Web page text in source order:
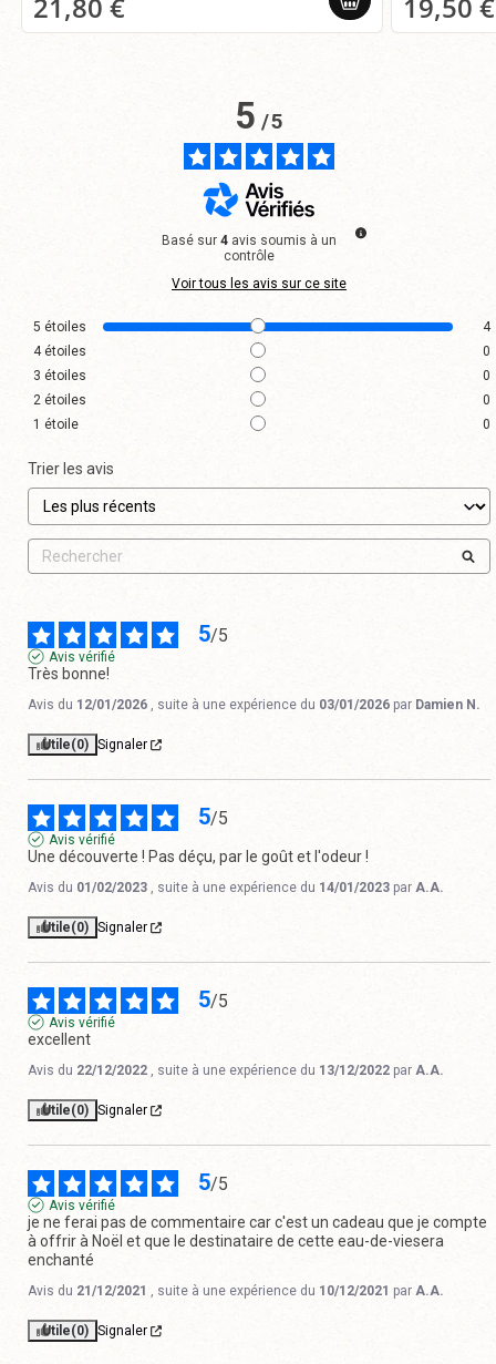
21,80 € 19,50 €
5/5
Basé sur 4 avis soumis à un
contrôle
Voir tous les avis sur ce site
5 étoiles
4
4 étoiles
0
3 étoiles
0
2 étoiles
0
1 étoile 0
Trier les avis
5/5
Avis vérifié
Très bonne!
Avis du 12/01/2026 , suite à une expérience du 03/01/2026 par Damien N.
Utile(0) Signaler
5/5
Avis vérifié
Une découverte ! Pas déçu, par le goût et l'odeur !
Avis du 01/02/2023 , suite à une expérience du 14/01/2023 par A.A.
Utile(0) Signaler
5/5
Avis vérifié
excellent
Avis du 22/12/2022 , suite à une expérience du 13/12/2022 par A.A.
Utile(0) Signaler
5/5
Avis vérifié
je ne ferai pas de commentaire car c'est un cadeau que je compte
à offrir à Noël et que le destinataire de cette eau-de-viesera
enchanté
Avis du 21/12/2021 , suite à une expérience du 10/12/2021 par A.A.
Utile(0) Signaler